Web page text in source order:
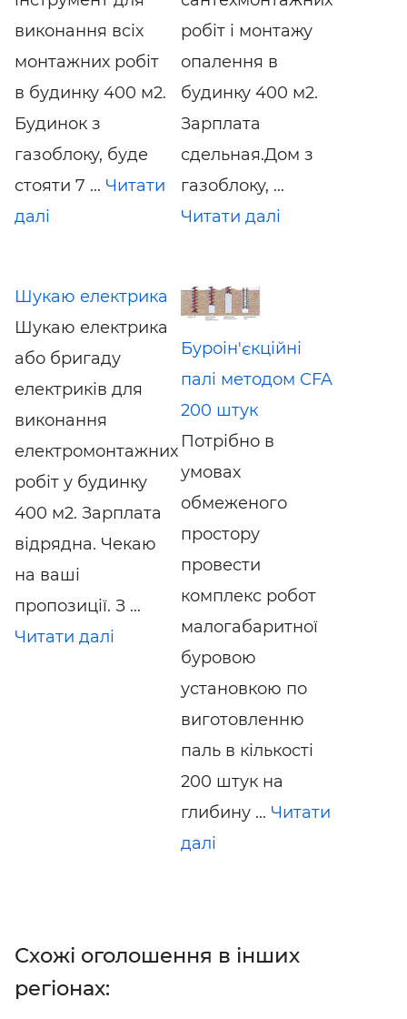
виконання всіх
монтажних робіт
в будинку 400 м2.
Будинок з
газоблоку, буде
стояти 7 ... Читати
далі
робіт і монтажу
опалення в
будинку 400 м2.
Зарплата
сдельная.Дом з
газоблоку, ...
Читати далі
Шукаю електрика
Шукаю електрика
або бригаду
електриків для
виконання
електромонтажних
робіт у будинку
400 м2. Зарплата
відрядна. Чекаю
на ваші
пропозиції. З ...
Читати далі
Буроін'єкційні
палі методом CFA
200 штук
Потрібно в
умовах
обмеженого
простору
провести
комплекс робот
малогабаритної
буровою
установкою по
виготовленню
паль в кількості
200 штук на
глибину ... Читати
далі
Схожі оголошення в інших
регіонах: